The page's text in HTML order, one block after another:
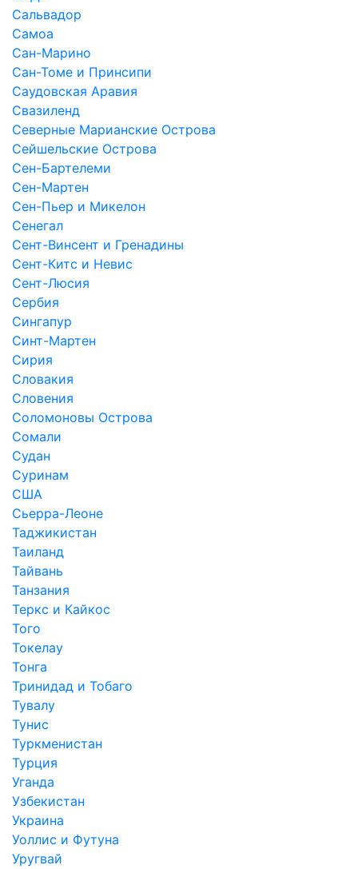
Сальвадор
Самоа
Сан-Марино
Сан-Томе и Принсипи
Саудовская Аравия
Свазиленд
Северные Марианские Острова
Сейшельские Острова
Сен-Бартелеми
Сен-Мартен
Сен-Пьер и Микелон
Сенегал
Сент-Винсент и Гренадины
Сент-Китс и Невис
Сент-Люсия
Сербия
Сингапур
Синт-Мартен
Сирия
Словакия
Словения
Соломоновы Острова
Сомали
Судан
Суринам
США
Сьерра-Леоне
Таджикистан
Таиланд
Тайвань
Танзания
Теркс и Кайкос
Того
Токелау
Тонга
Тринидад и Тобаго
Тувалу
Тунис
Туркменистан
Турция
Уганда
Узбекистан
Украина
Уоллис и Футуна
Уругвай